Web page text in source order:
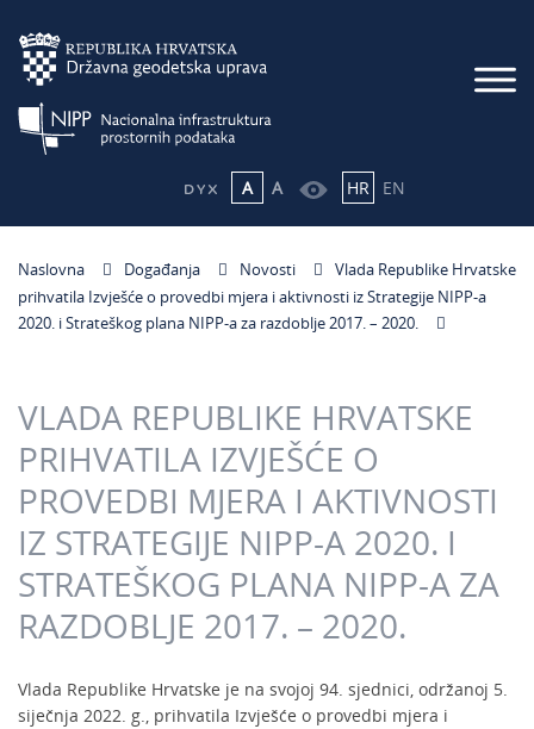
A A HR EN
Naslovna Događanja Novosti
Vlada Republike Hrvatske
prihvatila Izvješće o provedbi mjera i aktivnosti iz Strategije NIPP-a
2020. i Strateškog plana NIPP-a za razdoblje 2017. – 2020.
VLADA REPUBLIKE HRVATSKE
PRIHVATILA IZVJEŠĆE O
PROVEDBI MJERA I AKTIVNOSTI
IZ STRATEGIJE NIPP-A 2020. I
STRATEŠKOG PLANA NIPP-A ZA
RAZDOBLJE 2017. – 2020.
Vlada Republike Hrvatske je na svojoj 94. sjednici, održanoj 5.
siječnja 2022. g., prihvatila Izvješće o provedbi mjera i